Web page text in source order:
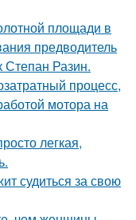
площади в
предводитель
Степан Разин.
процесс,
мотора на
легкая,
судиться за свою